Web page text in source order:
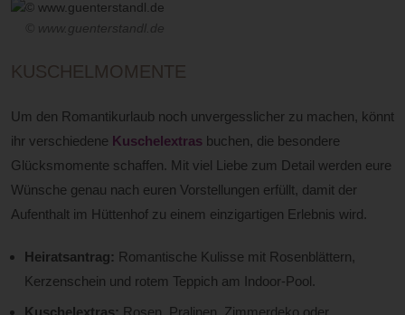
© www.guenterstandl.de
KUSCHELMOMENTE
Um den Romantikurlaub noch unvergesslicher zu machen, könnt
ihr verschiedene Kuschelextras buchen, die besondere
Glücksmomente schaffen. Mit viel Liebe zum Detail werden eure
Wünsche genau nach euren Vorstellungen erfüllt, damit der
Aufenthalt im Hüttenhof zu einem einzigartigen Erlebnis wird.
Heiratsantrag: Romantische Kulisse mit Rosenblättern,
Kerzenschein und rotem Teppich am Indoor-Pool.